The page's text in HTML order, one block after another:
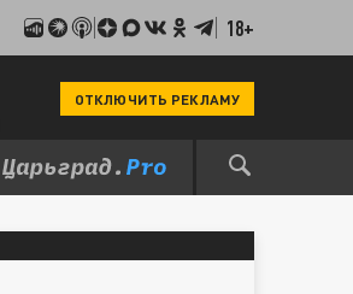
18+
ОТКЛЮЧИТЬ РЕКЛАМУ